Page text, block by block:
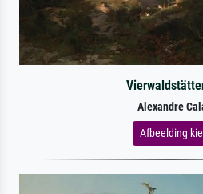
Alexandre
Afbeelding